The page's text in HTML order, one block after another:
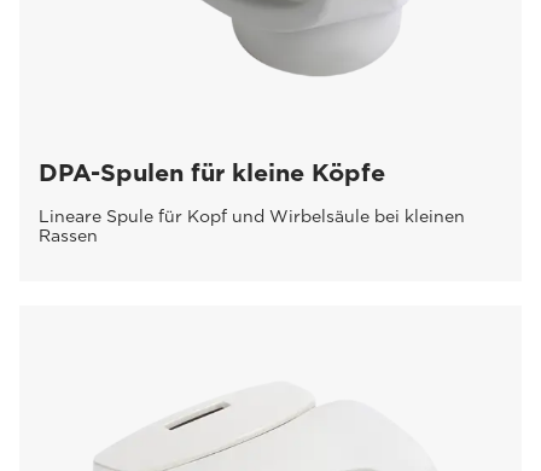
DPA-Spulen für kleine Köpfe
Lineare Spule für Kopf und Wirbelsäule bei kleinen
Rassen